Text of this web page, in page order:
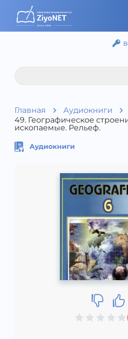
Главная
Аудиокниги
49. Географическое
ископаемые. Рельеф.
Аудиокниги